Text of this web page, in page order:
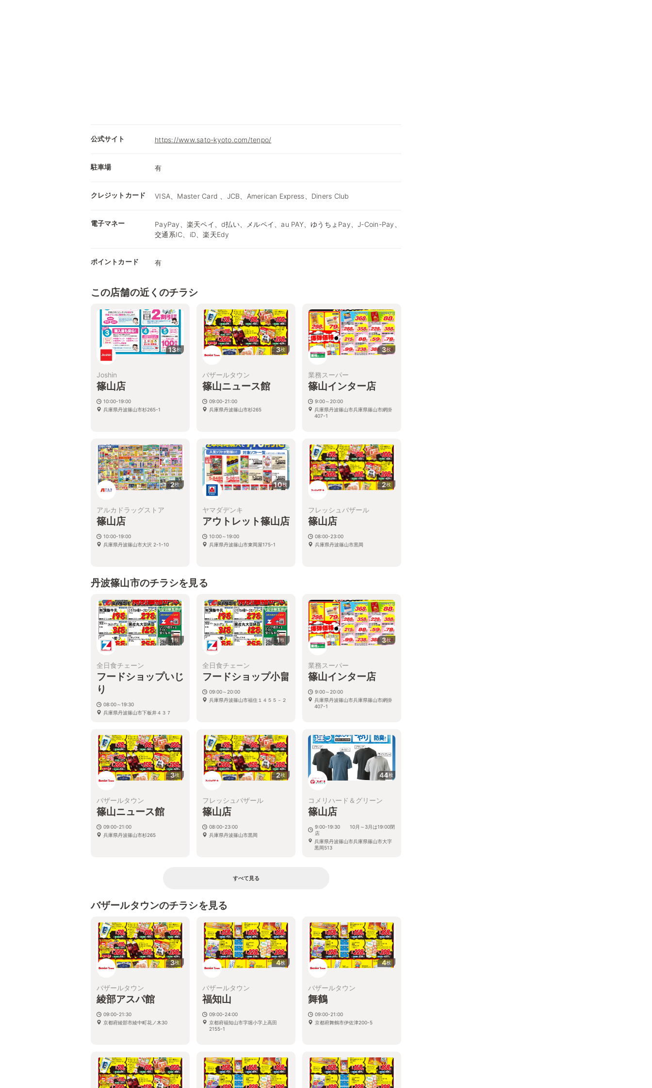
公式サイト https://www.sato-kyoto.com/tenpo/
駐車場 有
クレジットカード VISA、Master Card 、JCB、American Express、Diners Club
電子マネー
PayPay、楽天ペイ、d払い、メルペイ、au PAY、ゆうちょPay、J-Coin-Pay、
交通系IC、iD、楽天Edy
ポイントカード 有
この店舗の近くのチラシ
13枚
Joshin
篠山店
10:00-19:00
兵庫県丹波篠山市杉265-1
3枚
バザールタウン
篠山ニュース館
09:00-21:00
兵庫県丹波篠山市杉265
3枚
業務スーパー
篠山インター店
9:00～20:00
兵庫県丹波篠山市兵庫県篠山市網掛
407-1
2枚
アルカドラッグストア
篠山店
10:00-19:00
兵庫県丹波篠山市大沢 2-1-10
10枚
ヤマダデンキ
アウトレット篠山店
10:00～19:00
兵庫県丹波篠山市東岡屋175-1
2枚
フレッシュバザール
篠山店
08:00-23:00
兵庫県丹波篠山市黒岡
丹波篠山市のチラシを見る
1枚
全日食チェーン
フードショップいじ
り
08:00～19:30
兵庫県丹波篠山市下板井４３７
1枚
全日食チェーン
フードショップ小畠
09:00～20:00
兵庫県丹波篠山市福住１４５５－２
3枚
業務スーパー
篠山インター店
9:00～20:00
兵庫県丹波篠山市兵庫県篠山市網掛
407-1
3枚
バザールタウン
篠山ニュース館
09:00-21:00
兵庫県丹波篠山市杉265
2枚
フレッシュバザール
篠山店
08:00-23:00
兵庫県丹波篠山市黒岡
44枚
コメリハード＆グリーン
篠山店
9:00-19:30 10月～3月は19:00閉
店
兵庫県丹波篠山市兵庫県篠山市大字
黒岡513
すべて見る
バザールタウンのチラシを見る
3枚
バザールタウン
綾部アスパ館
09:00-21:30
京都府綾部市綾中町花ノ木30
4枚
バザールタウン
福知山
09:00-24:00
京都府福知山市字堀小字上高田
2155-1
4枚
バザールタウン
舞鶴
09:00-21:00
京都府舞鶴市伊佐津200-5